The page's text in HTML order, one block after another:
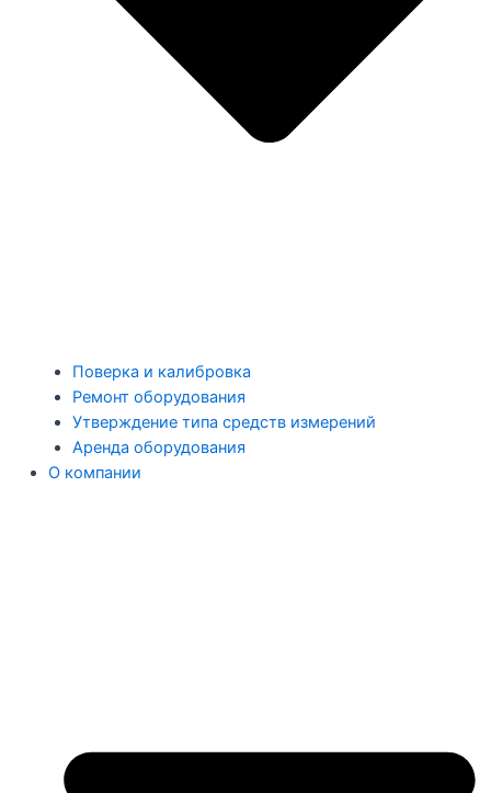
Поверка и калибровка
Ремонт оборудования
Утверждение типа средств измерений
Аренда оборудования
О компании